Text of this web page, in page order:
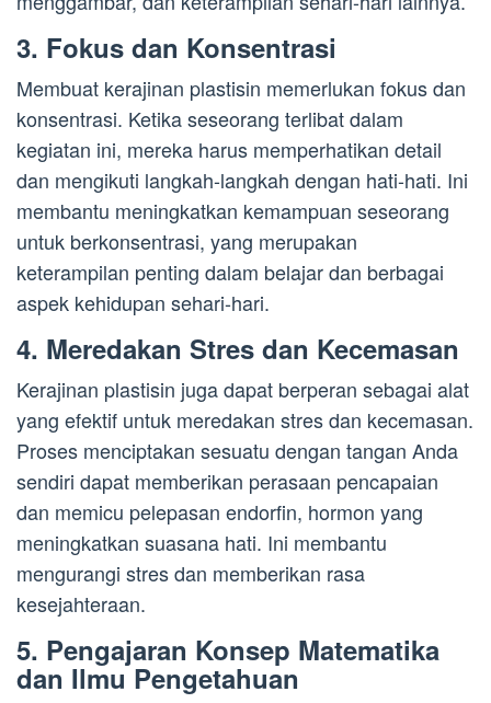
3. Fokus dan Konsentrasi
Membuat kerajinan plastisin memerlukan fokus dan
konsentrasi. Ketika seseorang terlibat dalam
kegiatan ini, mereka harus memperhatikan detail
dan mengikuti langkah-langkah dengan hati-hati. Ini
membantu meningkatkan kemampuan seseorang
untuk berkonsentrasi, yang merupakan
keterampilan penting dalam belajar dan berbagai
aspek kehidupan sehari-hari.
4. Meredakan Stres dan Kecemasan
Kerajinan plastisin juga dapat berperan sebagai alat
yang efektif untuk meredakan stres dan kecemasan.
Proses menciptakan sesuatu dengan tangan Anda
sendiri dapat memberikan perasaan pencapaian
dan memicu pelepasan endorfin, hormon yang
meningkatkan suasana hati. Ini membantu
mengurangi stres dan memberikan rasa
kesejahteraan.
5. Pengajaran Konsep Matematika
dan Ilmu Pengetahuan